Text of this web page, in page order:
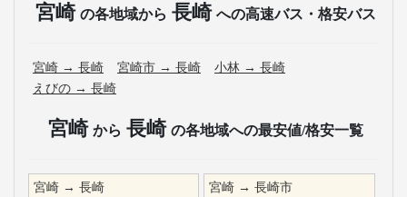
宮崎 の各地域から 長崎 への高速バス・格安バス
宮崎 → 長崎 宮崎市 → 長崎 小林 → 長崎
えびの → 長崎
宮崎 から 長崎 の各地域への最安値/格安一覧
宮崎 → 長崎 宮崎 →長崎市